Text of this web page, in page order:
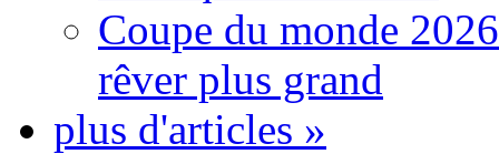
Coupe du monde
rêver plus grand
plus d'articles »